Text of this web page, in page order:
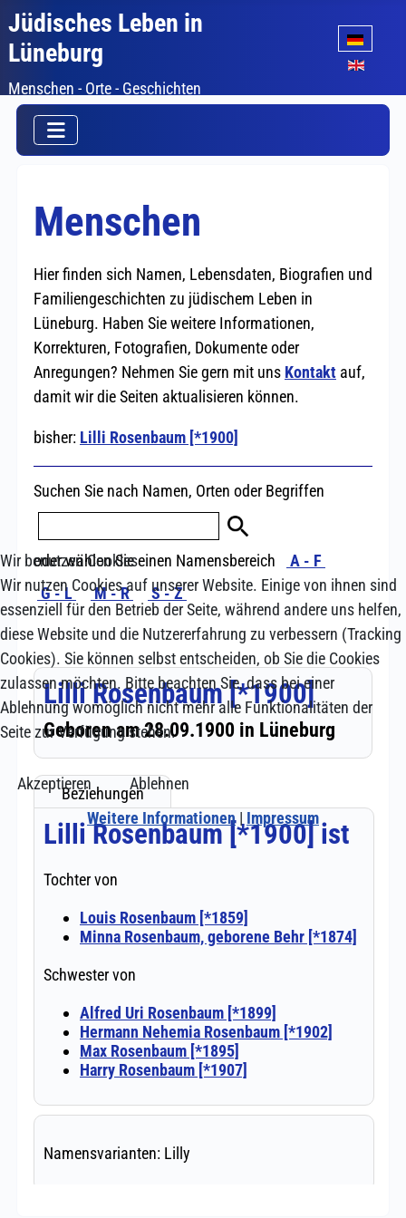
Jüdisches Leben in
Lüneburg
Menschen - Orte - Geschichten
Sprache
Wir benutzen Cookies
Wir nutzen Cookies auf unserer Website. Einige von ihnen sind
essenziell für den Betrieb der Seite, während andere uns helfen,
diese Website und die Nutzererfahrung zu verbessern (Tracking
Cookies). Sie können selbst entscheiden, ob Sie die Cookies
zulassen möchten. Bitte beachten Sie, dass bei einer
Ablehnung womöglich nicht mehr alle Funktionalitäten der
Seite zur Verfügung stehen.
Akzeptieren
Ablehnen
Weitere Informationen| Impressum